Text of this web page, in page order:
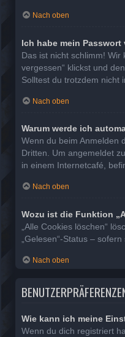
Nach oben
Ich habe mein Passwort
Das ist nicht schlimm!
vergessen“ klickst und
Solltest du trotzdem nicht
Nach oben
Warum werde ich
Wenn du beim Anmelden
Dritten. Um angemeldet
in einem Internetcafé,
Nach oben
Wozu ist die Funktion
„Alle Cookies löschen“
„Gelesen“-Status –
Nach oben
Wie kann ich meine
Wenn du dich registriert